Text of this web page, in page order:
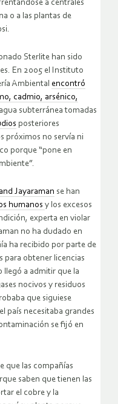
a centrales
o a las plantas de
Sterlite han sido
En 2005 el Instituto
Ambiental encontró
cadmio, arsénico,
subterránea tomadas
posteriores
próximos no servía ni
porque “pone en
Jayaraman se han
humanos y los excesos
experta en violar
no ha dudado en
ha recibido por parte de
para obtener licencias
llegó a admitir que la
nocivos y residuos
que siguiese
país necesitaba grandes
se fijó en
que las compañías
saben que tienen las
el cobre y la